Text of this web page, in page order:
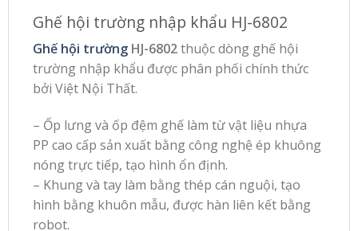
Ghế hội trường nhập khẩu HJ-6802
Ghế hội trườngHJ-6802thuộc dòng ghế hội
trường nhập khẩu được phân phối chính thức
bởi Việt Nội Thất.
– Ốp lưng và ốp đệm ghế làm từ vật liệu nhựa
PP cao cấp sản xuất bằng công nghệ ép khuông
nóng trực tiếp, tạo hình ổn định.
– Khung và tay làm bằng thép cán nguội, tạo
hình bằng khuôn mẫu, được hàn liên kết bằng
robot.